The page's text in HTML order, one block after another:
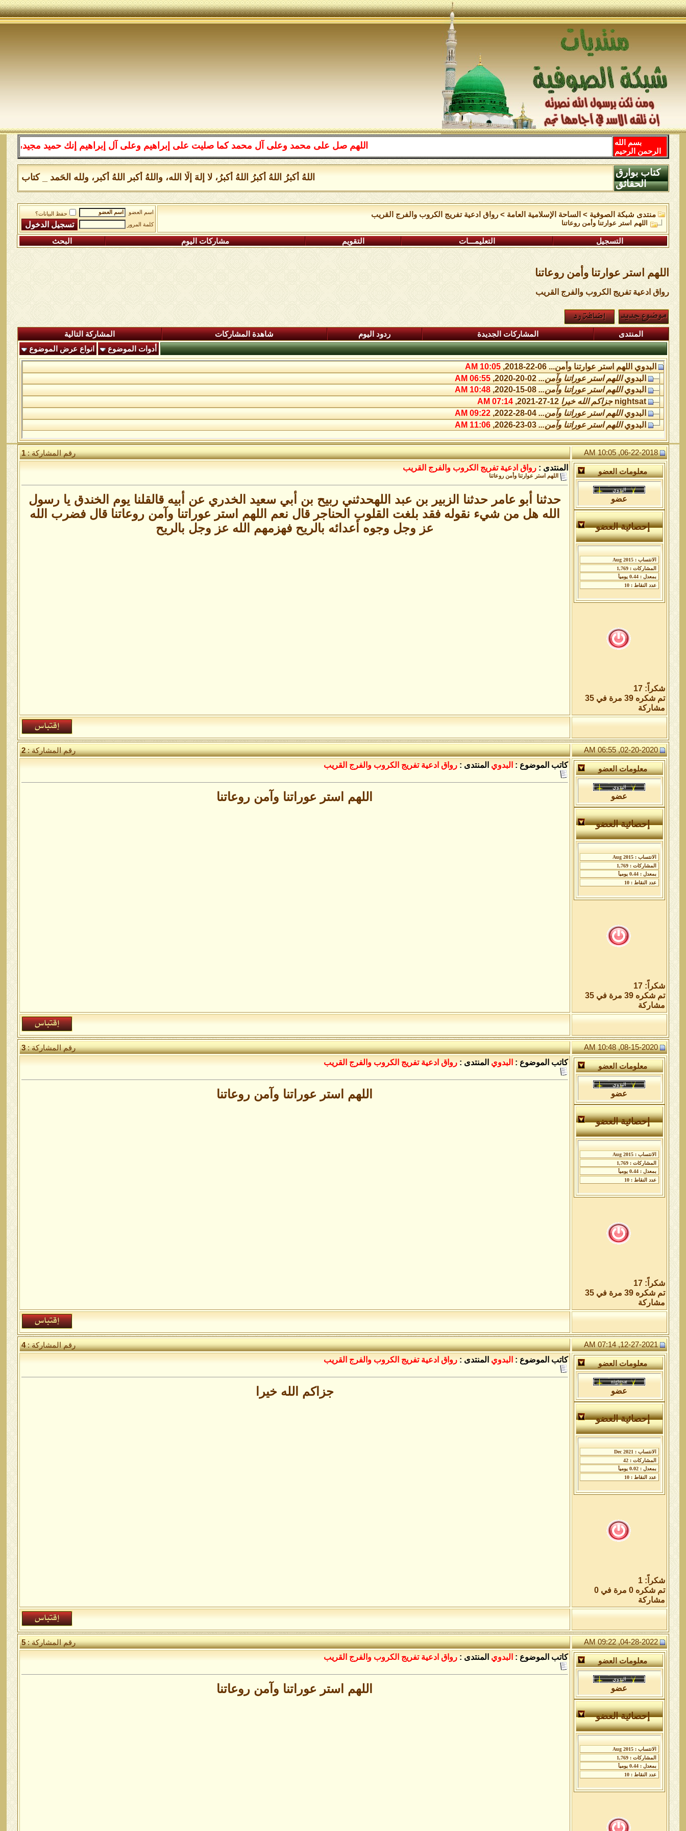
اللهم صل على محمد وعلى آل محمد كما صليت على إبراهيم وعلى آل إبراهيم إنك حميد مجيد، اللهم
بسم الله
الرحمن الرحيم
اللهُ أكبرُ اللهُ أكبرُ اللهُ أكبرُ، لا إلهَ إلَّا الله، واللهُ أكبر اللهُ أكبر، ولله الحَمد _ كتاب
كتاب بوارق
الحقائق
منتدى شبكة الصوفية > الساحة اﻹسلامية العامة >رواق ادعية تفريج الكروب والفرج القريب
اللهم استر عوارتنا وأمن روعاتنا
اسم العضو
حفظ البيانات؟
كلمة المرور
التسجيل التعليمـــات التقويم مشاركات اليوم البحث
اللهم استر عوارتنا وأمن روعاتنا
رواق ادعية تفريج الكروب والفرج القريب
المنتدى المشاركات الجديدة ردود اليوم شاهدة المشاركات
المشاركة التالية
أدوات الموضوع
انواع عرض الموضوع
البدوي اللهم استر عوارتنا وأمن...06-22-2018,
10:05 AM
البدوي اللهم استر عوراتنا وآمن...02-20-2020,
06:55 AM
البدوي اللهم استر عوراتنا وآمن...08-15-2020,
10:48 AM
nightsat جزاكم الله خيرا12-27-2021,
07:14 AM
البدوي اللهم استر عوراتنا وآمن...04-28-2022,
09:22 AM
البدوي اللهم استر عوراتنا وآمن...03-23-2026,
11:06 AM
06-22-2018, 10:05 AM رقم المشاركة :1
معلومات العضو
عضو
إحصائية العضو
شكراً: 17
تم شكره 39 مرة في 35
مشاركة
المنتدى : رواق ادعية تفريج الكروب والفرج القريب
اللهم استر عوارتنا وأمن روعاتنا
حدثنا أبو عامر حدثنا الزبير بن عبد اللهحدثني ربيح بن أبي سعيد الخدري عن أبيه قالقلنا يوم الخندق يا رسول
الله هل من شيء نقوله فقد بلغت القلوب الحناجر قال نعم اللهم استر عوراتنا وآمن روعاتنا قال فضرب الله
عز وجل وجوه أعدائه بالريح فهزمهم الله عز وجل بالريح
02-20-2020, 06:55 AM رقم المشاركة :2
معلومات العضو
عضو
إحصائية العضو
شكراً: 17
تم شكره 39 مرة في 35
مشاركة
كاتب الموضوع : البدوي المنتدى : رواق ادعية تفريج الكروب والفرج القريب
اللهم استر عوراتنا وآمن روعاتنا
08-15-2020, 10:48 AM رقم المشاركة :3
معلومات العضو
عضو
إحصائية العضو
شكراً: 17
تم شكره 39 مرة في 35
مشاركة
كاتب الموضوع : البدوي المنتدى : رواق ادعية تفريج الكروب والفرج القريب
اللهم استر عوراتنا وآمن روعاتنا
12-27-2021, 07:14 AM رقم المشاركة :4
معلومات العضو
عضو
إحصائية العضو
شكراً: 1
تم شكره 0 مرة في 0
مشاركة
كاتب الموضوع : البدوي المنتدى : رواق ادعية تفريج الكروب والفرج القريب
جزاكم الله خيرا
04-28-2022, 09:22 AM رقم المشاركة :5
معلومات العضو
عضو
إحصائية العضو
كاتب الموضوع : البدوي المنتدى : رواق ادعية تفريج الكروب والفرج القريب
اللهم استر عوراتنا وآمن روعاتنا